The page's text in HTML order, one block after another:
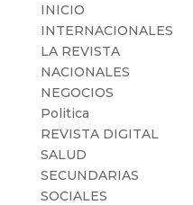
INICIO
INTERNACIONALES
LA REVISTA
NACIONALES
NEGOCIOS
Politica
REVISTA DIGITAL
SALUD
SECUNDARIAS
SOCIALES